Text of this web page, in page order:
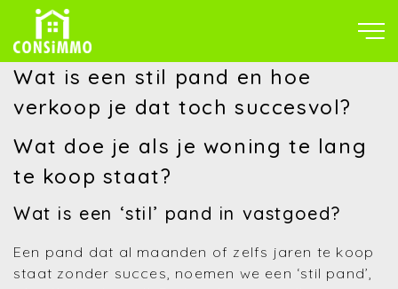
Wat is een stil pand en hoe
verkoop je dat toch succesvol?
Wat doe je als je woning te lang
te koop staat?
Wat is een ‘stil’ pand in vastgoed?
Een pand dat al maanden of zelfs jaren te koop
staat zonder succes, noemen we een ‘stil pand’,